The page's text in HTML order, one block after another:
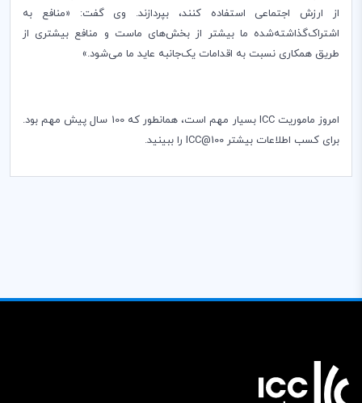
از ارزش اجتماعی استفاده کنند، بپردازند. وی گفت: «منافع به
اشتراک‌گذاشته‌شده ما بیشتر از بخش‌های ماست و منافع بیشتری از
طریق همکاری نسبت به اقدامات یک‌جانبه عاید ما می‌شود.»
امروز ماموریت ICC
بسیار مهم است، همانطور که 100 سال پیش مهم بود.
برای کسب اطلاعات بیشتر ICC@100 را ببینید.